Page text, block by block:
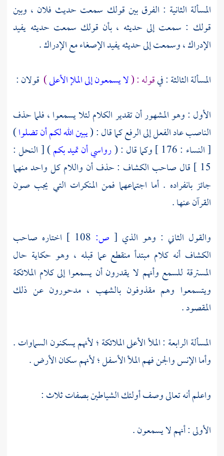
المسألة الثانية : الفرق بين قولك سمعت حديث فلان ، وبين
قولك : سمعت إلى حديثه ، بأن قولك سمعت حديثه يفيد
الإدراك ، وسمعت إلى حديثه يفيد الإصغاء مع الإدراك .
المسألة الثالثة : فيقوله : (لا يسمعون إلى الملإ الأعلى) قولان :
الأول : وهو المشهور أن تقدير الكلام لئلا يسمعوا ، فلما حذف
الناصب عاد الفعل إلى الرفع كما قال : (يبين الله لكم أن تضلوا)
[ النساء : 176 ] وكما قال : (
رواسي أن تميد بكم) [ النحل :
15 ] قال صاحب الكشاف : حذف أن واللام كل واحد منهما
جائز بانفراده . أما اجتماعهما فمن المنكرات التي يجب صون
القرآن عنها .
والقول الثاني : وهو الذي [ ص:
اختاره صاحب
الكشاف أنه كلام مبتدأ منقطع عما قبله ، وهو حكاية حال
المسترقة للسمع وأنهم لا يقدرون أن يسمعوا إلى كلام الملائكة
ويتسمعوا وهم مقذوفون بالشهب ، مدحورون عن ذلك
المقصود .
المسألة الرابعة : الملأ الأعلى الملائكة ؛ لأنهم يسكنون السماوات .
وأما الإنس والجن فهم الملأ الأسفل ؛ لأنهم سكان الأرض .
واعلم أنه تعالى وصف أولئك الشياطين بصفات ثلاث :
الأولى : أنهم لا يسمعون .